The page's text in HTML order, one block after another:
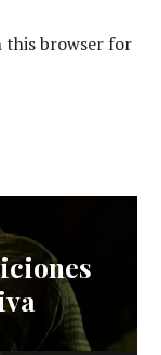
this browser for